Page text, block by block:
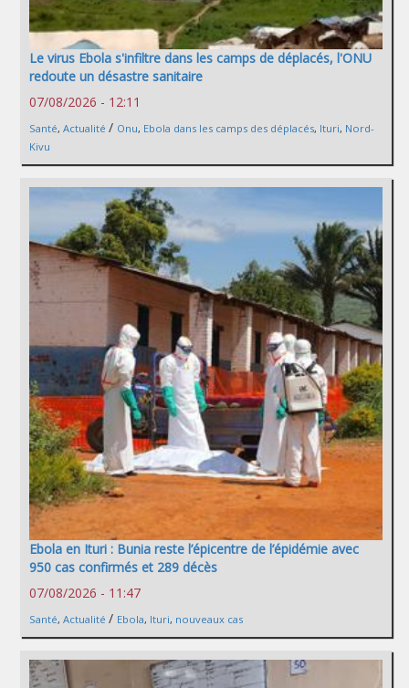
Le virus Ebola s'infiltre dans les camps de déplacés, l'ONU
redoute un désastre sanitaire
07/08/2026 - 12:11
Santé, Actualité / Onu, Ebola dans les camps des déplacés, Ituri, Nord-
Kivu
Ebola en Ituri : Bunia reste l’épicentre de l’épidémie avec
950 cas confirmés et 289 décès
07/08/2026 - 11:47
Santé, Actualité / Ebola, Ituri, nouveaux cas